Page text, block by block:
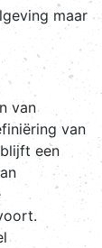
maar
van
van
een